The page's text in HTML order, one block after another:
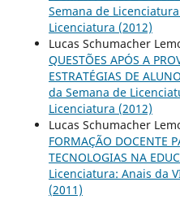
Semana de
Licenciatura (2012)
Lucas Schumacher
QUESTÕES APÓS A
ESTRATÉGIAS DE
da Semana de
Licenciatura (2012)
Lucas Schumacher
FORMAÇÃO DOCENTE
TECNOLOGIAS NA
Licenciatura: Anais da
(2011)